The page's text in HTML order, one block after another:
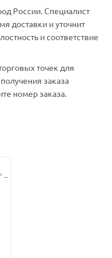
России. Специалист
доставки и уточнит
и соответствие
точек для
заказа
номер заказа.